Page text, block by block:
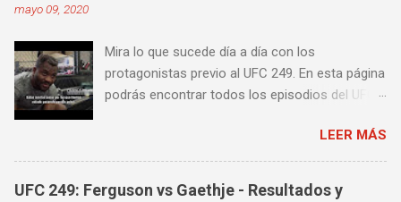
algunos videos donde puedes aprender a
golpear la pera cielo tierra o pera loca. En esta
lista de videos podrás ver diversos tipos de
mayo 09, 2020
Mira lo que sucede día a día con los
protagonistas previo al UFC 249. En esta página
podrás encontrar todos los episodios del UFC
castellano. Te sugiero que estés pendiente ya
que día a día iremos actualizando está pagina
con un nuevo episodio del UFC 249 Embedded:
LEER MÁS
UFC 249: Ferguson vs Gaethje - Resultados y